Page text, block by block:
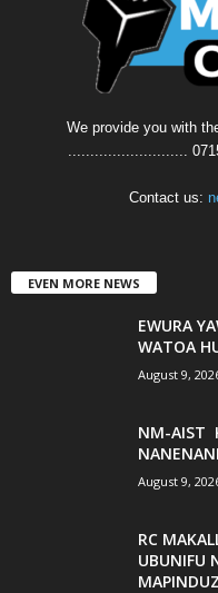
We provide you with
...........................
Contact us:
EVEN MORE NEWS
EWURA
WATOA
August 9,
NM-AIST
August 9,
RC
UBUNIFU